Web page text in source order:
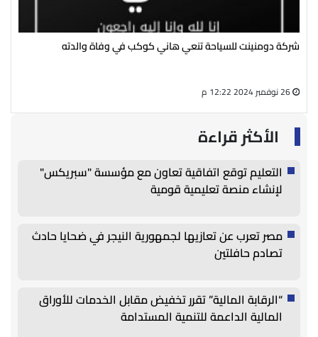
شركة دومنينت للسياحة تنعي هاني كوكب في وفاة والدته
الأكثر قراءة
التعليم توقع اتفاقية تعاون مع مؤسسة "سبريكس"
لإنشاء منصة تعليمية قومية
مصر تعرب عن تعازيها لجمهورية النيجر في ضحايا حادث
تصادم حافلتين
“الرقابة المالية” تقرر تخفيض مقابل الخدمات للأوراق
المالية الداعمة للتنمية المستدامة